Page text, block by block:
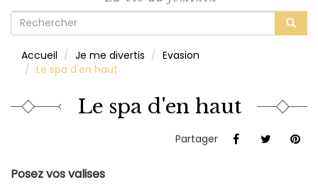
Formulaire
recherche
Accueil Je me divertis
Evasion
Le spa d'en haut
Le spa d'en haut
Partager
Posez vos valises